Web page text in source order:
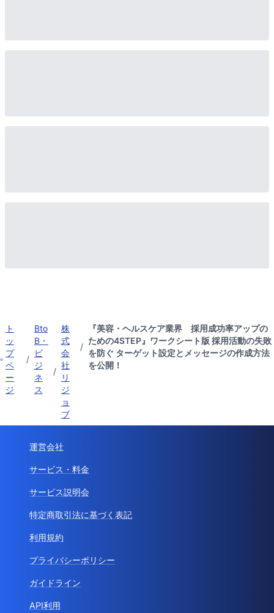
ト
ッ
プ
ペ
ー
ジ
/
Bto
B・
ビ
ジ
ネ
ス
/
株
式
会
社
リ
ジ
ョ
ブ
/
『美容・ヘルスケア業界 採⽤成功率アップの
ための4STEP』ワークシート版 採用活動の失敗
を防ぐ ターゲット設定とメッセージの作成方法
を公開！
運営会社
サービス・料金
サービス説明会
特定商取引法に基づく表記
利用規約
プライバシーポリシー
ガイドライン
API利用